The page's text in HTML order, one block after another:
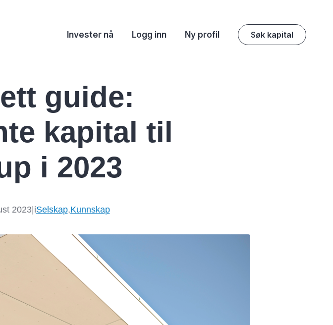
Invester nå Logg inn Ny profil Søk kapital
guide:
kapital til
i 2023
2023|iSelskap,Kunnskap